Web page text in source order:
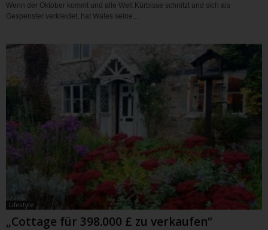
Wenn der Oktober kommt und alle Welt Kürbisse schnitzt und sich als
Gespenster verkleidet, hat Wales seine...
Lifestyle
„Cottage für 398.000 £ zu verkaufen“